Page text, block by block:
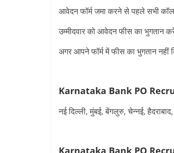
आवेदन फॉर्म जमा करने से पहले सभी
उम्मीदवार को आवेदन फीस का भुगतान
अगर आपने फॉर्म में फीस का भुगतान नहीं
Karnataka Bank PO
नई दिल्ली, मुंबई, बेंगलुरु, चेन्नई,
Karnataka Bank PO